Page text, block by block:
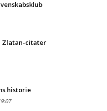
Zlatan-citater
historie